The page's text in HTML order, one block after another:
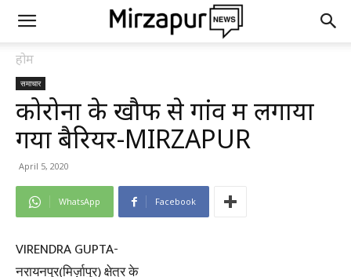
होम
समाचार
कोरोना के खौफ से गांव में लगाया
गया बैरियर-MIRZAPUR
April 5, 2020
WhatsApp Facebook
VIRENDRA GUPTA-
नरायनपुर(मिर्ज़ापुर) क्षेत्र के